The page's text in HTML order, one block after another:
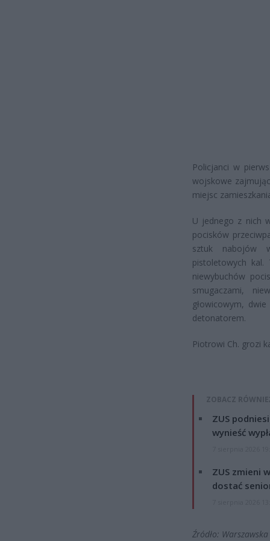
Policjanci w
wojskowe
miejsc
U jednego z nich
pocisków
sztuk nabojów
pistoletowych
niewybuchów
smugaczami,
głowicowym,
detonatorem.
Piotrowi Ch. grozi
ZOBACZ
ZUS
wynieść
ZUS zmieni
dostać
Źródło: